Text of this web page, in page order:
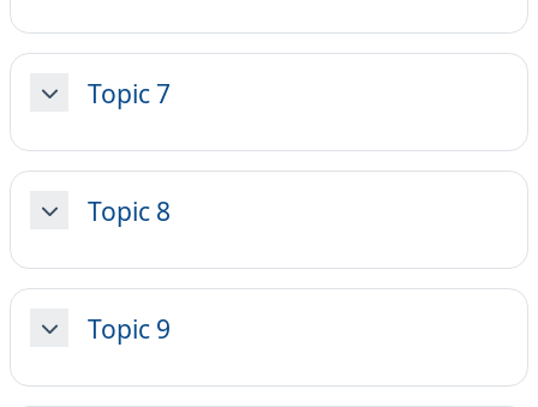
MinimizzaTopic 7
MinimizzaTopic 8
MinimizzaTopic 9